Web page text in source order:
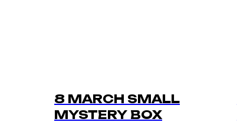
8 MARCH SMALL
MYSTERY BOX